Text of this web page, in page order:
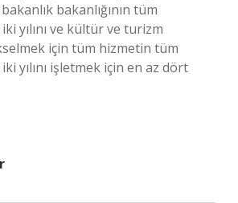
bakanlığının tüm
yılını ve kültür ve turizm
için tüm hizmetin tüm
yılını işletmek için en az dört